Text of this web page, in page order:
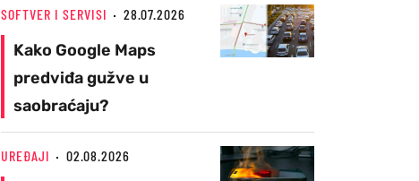
SOFTVER I SERVISI 28.07.2026
Kako Google Maps
predviđa gužve u
saobraćaju?
UREĐAJI 02.08.2026